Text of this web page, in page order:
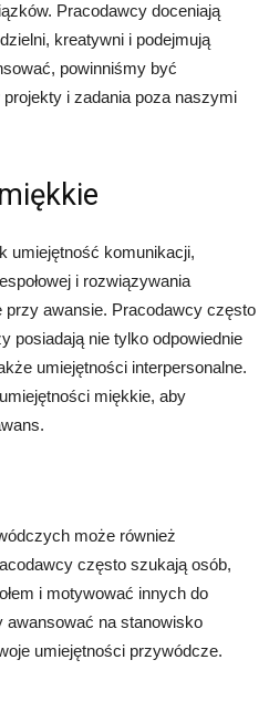
Pracodawcy doceniają
kreatywni i podejmują
powinniśmy być
i zadania poza naszymi
umiejętność komunikacji,
i rozwiązywania
przy awansie. Pracodawcy często
posiadają nie tylko odpowiednie
umiejętności interpersonalne.
miękkie, aby
może również
często szukają osób,
i motywować innych do
awansować na stanowisko
umiejętności przywódcze.